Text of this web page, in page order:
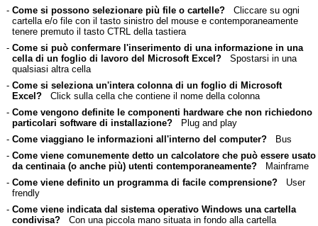
- Come si possono selezionare più file o cartelle?Cliccare su ogni
cartella e/o file con il tasto sinistro del mouse e contemporaneamente
tenere premuto il tasto CTRL della tastiera
- Come si può confermare l'inserimento di una informazione in una
cella di un foglio di lavoro del Microsoft Excel?Spostarsi in una
qualsiasi altra cella
- Come si seleziona un'intera colonna di un foglio di Microsoft
Excel?Click sulla cella che contiene il nome della colonna
- Come vengono definite le componenti hardware che non richiedono
particolari software di installazione?Plug and play
- Come viaggiano le informazioni all'interno del computer?Bus
- Come viene comunemente detto un calcolatore che può essere usato
da centinaia (o anche più) utenti contemporaneamente?Mainframe
- Come viene definito un programma di facile comprensione?User
frendly
- Come viene indicata dal sistema operativo Windows una cartella
condivisa?Con una piccola mano situata in fondo alla cartella